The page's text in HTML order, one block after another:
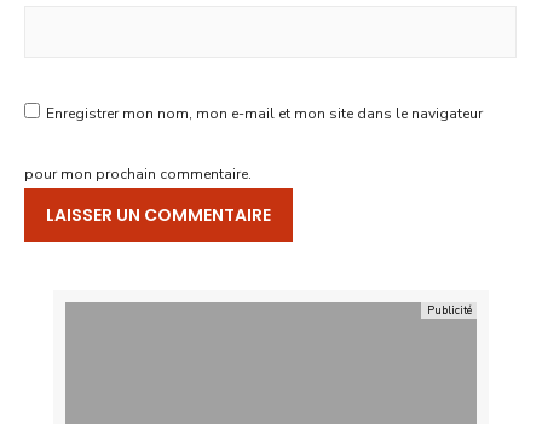
Enregistrer mon nom, mon e-mail et mon site dans le navigateur
pour mon prochain commentaire.